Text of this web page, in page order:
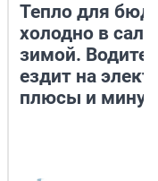
Тепло для
холодно в
зимой.
ездит на
плюсы и